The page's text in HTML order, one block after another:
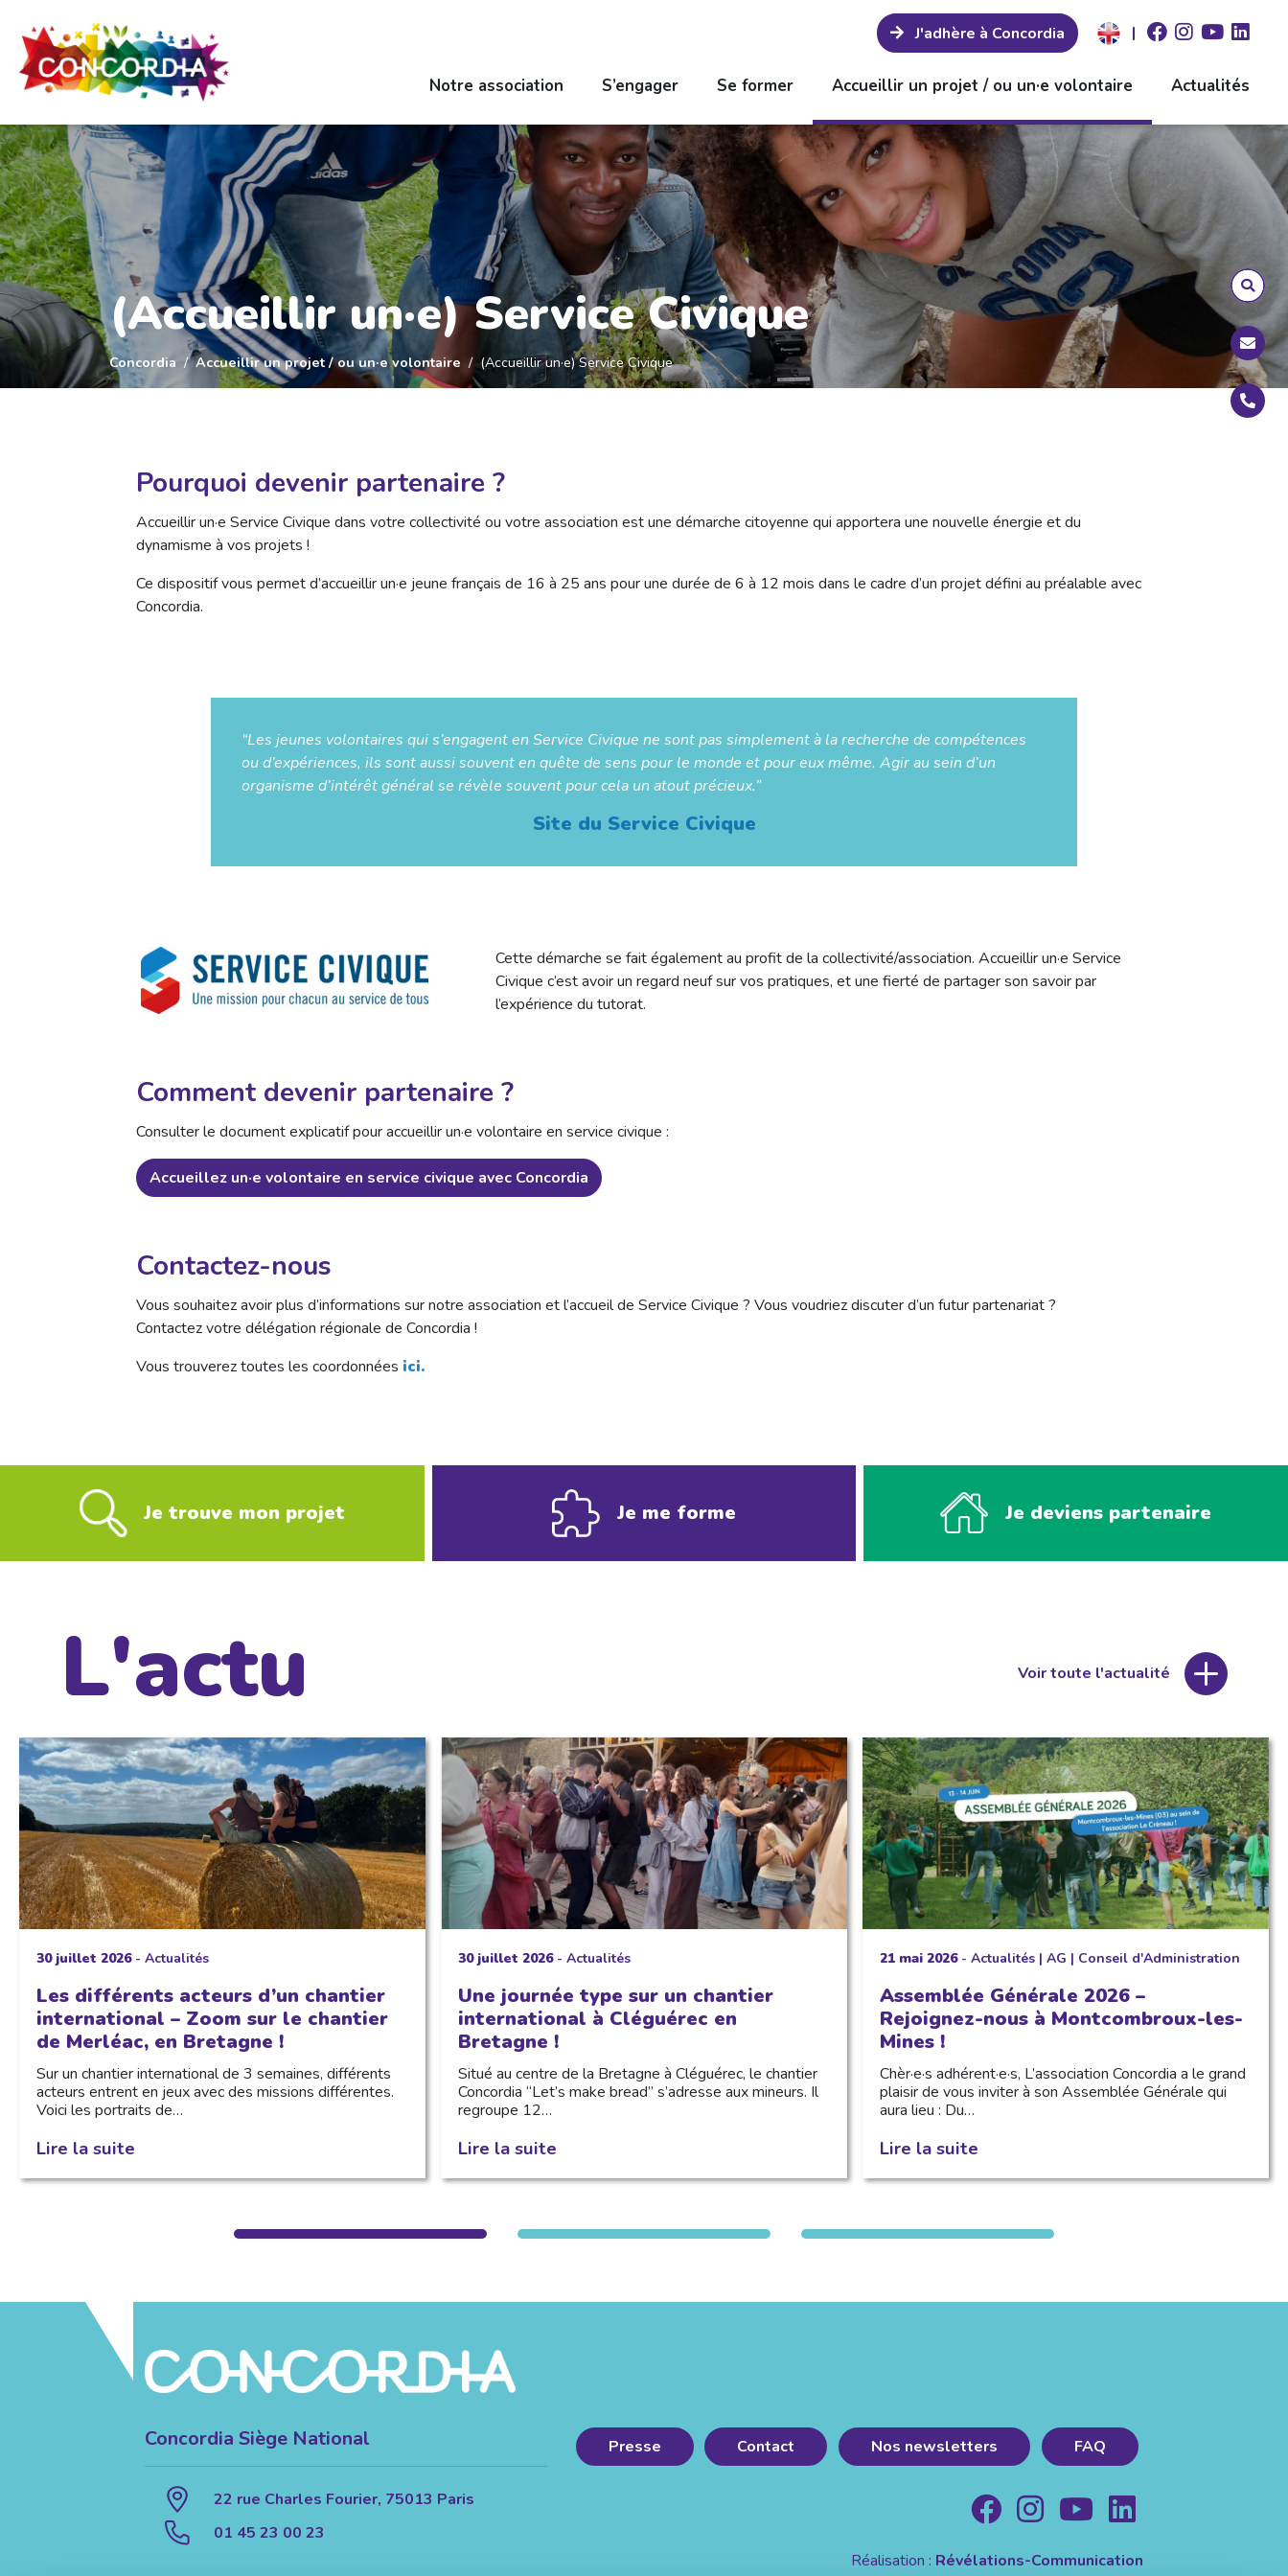
J'adhère à Concordia |
Notre association S’engager Se former Accueillir un projet / ou un·e volontaire Actualités
(Accueillir un·e) Service Civique
Concordia Accueillir un projet / ou un·e volontaire (Accueillir un·e) Service Civique
Pourquoi devenir partenaire ?
Accueillir un·e Service Civique dans votre collectivité ou votre association est une démarche citoyenne qui apportera une nouvelle énergie et du
dynamisme à vos projets !
Ce dispositif vous permet d’accueillir un·e jeune français de 16 à 25 ans pour une durée de 6 à 12 mois dans le cadre d’un projet défini au préalable avec
Concordia.
“Les jeunes volontaires qui s’engagent en Service Civique ne sont pas simplement à la recherche de compétences
ou d’expériences, ils sont aussi souvent en quête de sens pour le monde et pour eux même. Agir au sein d’un
organisme d’intérêt général se révèle souvent pour cela un atout précieux.”
Site du Service Civique
Cette démarche se fait également au profit de la collectivité/association. Accueillir un·e Service
Civique c’est avoir un regard neuf sur vos pratiques, et une fierté de partager son savoir par
l’expérience du tutorat.
Comment devenir partenaire ?
Consulter le document explicatif pour accueillir un·e volontaire en service civique :
Accueillez un·e volontaire en service civique avec Concordia
Contactez-nous
Vous souhaitez avoir plus d’informations sur notre association et l’accueil de Service Civique ? Vous voudriez discuter d’un futur partenariat ?
Contactez votre délégation régionale de Concordia !
Vous trouverez toutes les coordonnées ici.
Je trouve mon projet Je me forme Je deviens partenaire
L'actu Voir toute l'actualité
30 juillet 2026- Actualités
Les différents acteurs d’un chantier
international – Zoom sur le chantier
de Merléac, en Bretagne !
Sur un chantier international de 3 semaines, différents
acteurs entrent en jeux avec des missions différentes.
Voici les portraits de…
Lire la suite
30 juillet 2026- Actualités
Une journée type sur un chantier
international à Cléguérec en
Bretagne !
Situé au centre de la Bretagne à Cléguérec, le chantier
Concordia “Let’s make bread” s’adresse aux mineurs. Il
regroupe 12…
Lire la suite
21 mai 2026- Actualités| AG | Conseil d'Administration
Assemblée Générale 2026 –
Rejoignez-nous à Montcombroux-les-
Mines !
Chèr·e·s adhérent·e·s, L’association Concordia a le grand
plaisir de vous inviter à son Assemblée Générale qui
aura lieu : Du…
Lire la suite
Concordia Siège National
22 rue Charles Fourier, 75013 Paris
01 45 23 00 23
Presse Contact Nos newsletters FAQ
Réalisation : Révélations-Communication